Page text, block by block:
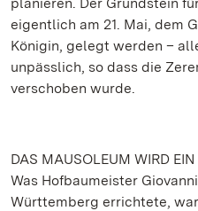
eigentlich am 21. Mai, dem
Königin, gelegt werden –
unpässlich, so dass die
verschoben wurde.
DAS MAUSOLEUM WIRD
Was Hofbaumeister
Württemberg errichtete,